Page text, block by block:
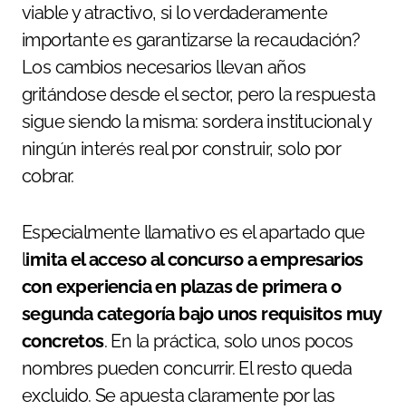
viable y atractivo, si lo verdaderamente
importante es garantizarse la recaudación?
Los cambios necesarios llevan años
gritándose desde el sector, pero la respuesta
sigue siendo la misma: sordera institucional y
ningún interés real por construir, solo por
cobrar.
Especialmente llamativo es el apartado que
limita el acceso al concurso a empresarios
con experiencia en plazas de primera o
segunda categoría bajo unos requisitos muy
concretos. En la práctica, solo unos pocos
nombres pueden concurrir. El resto queda
excluido. Se apuesta claramente por las